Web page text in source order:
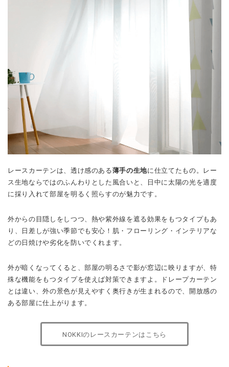
レースカーテンは、透け感のある薄手の生地に仕立てたもの。レー
ス生地ならではのふんわりとした風合いと、日中に太陽の光を適度
に採り入れて部屋を明るく照らすのが魅力です。
外からの目隠しをしつつ、熱や紫外線を遮る効果をもつタイプもあ
り、日差しが強い季節でも安心！肌・フローリング・インテリアな
どの日焼けや劣化を防いでくれます。
外が暗くなってくると、部屋の明るさで影が窓辺に映りますが、特
殊な機能をもつタイプを使えば対策できますよ。ドレープカーテン
とは違い、外の景色が見えやすく奥行きが生まれるので、開放感の
ある部屋に仕上がります。
NOKKIのレースカーテンはこちら